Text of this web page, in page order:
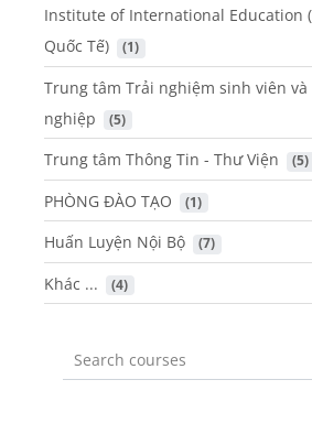
Institute of International Education
Quốc Tế)
(1)
Trung tâm Trải nghiệm sinh viên
nghiệp
(5)
Trung tâm Thông Tin - Thư Viện (5)
PHÒNG ĐÀO TẠO (1)
Huấn Luyện Nội Bộ (7)
Khác ... (4)
Search courses